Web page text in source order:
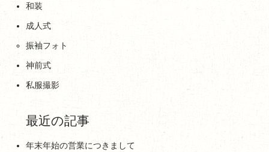
和装
成人式
振袖フォト
神前式
私服撮影
最近の記事
年末年始の営業につきまして